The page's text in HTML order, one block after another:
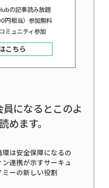
の記事読み放題
円相当）参加無料
ミュニティ参加
こちら
員になるとこのよ
めます。
環は安全保障になるの
ン連携が示すサーキュ
ミーの新しい役割